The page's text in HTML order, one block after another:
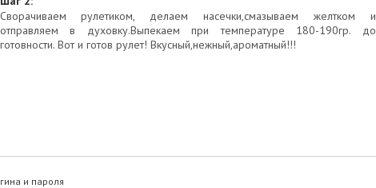
Сворачиваем рулетиком, делаем насечки,смазываем желтком и
отправляем в духовку.Выпекаем при температуре 180-190гр. до
готовности. Вот и готов рулет! Вкусный,нежный,ароматный!!!
и пароля